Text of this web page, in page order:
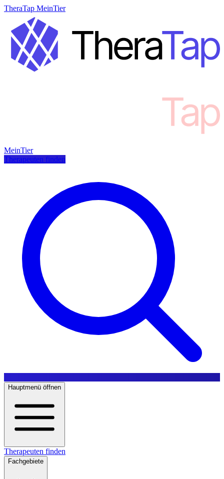
TheraTap MeinTier
MeinTier
Therapeuten finden
Hauptmenü öffnen
Therapeuten finden
Fachgebiete